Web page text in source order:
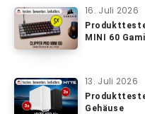
16. Juli 2026
MINI 60
13. Juli 2026
Gehäuse